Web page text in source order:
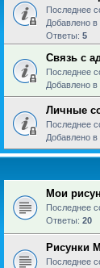
Последнее
Добавлено
Ответы: 5
Связь с
Последнее
Добавлено
Личные
Последнее
Добавлено
Мои
Последнее
Ответы: 20
Рисунки
Последнее